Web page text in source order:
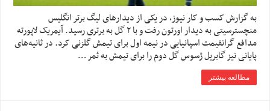
به گزارش کسب و کار نیوز، در یکی از دیدارهای لیگ برتر انگلیس
منچسترسیتی به دیدار اورتون رفت و با ۲ گل به برتری رسید. آیمریک لاپورته
مدافع گرانقیمت اسپانیایی در نیمه اول برای تیمش گلزنی کرد. در ثانیه‌های
پایانی نیز گابریل ژسوس گل دوم را برای تیمش به ثمر …
مطالعه بیشتر